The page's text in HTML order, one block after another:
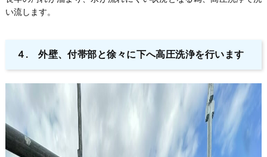
い流します。
４. 外壁、付帯部と徐々に下へ高圧洗浄を行います